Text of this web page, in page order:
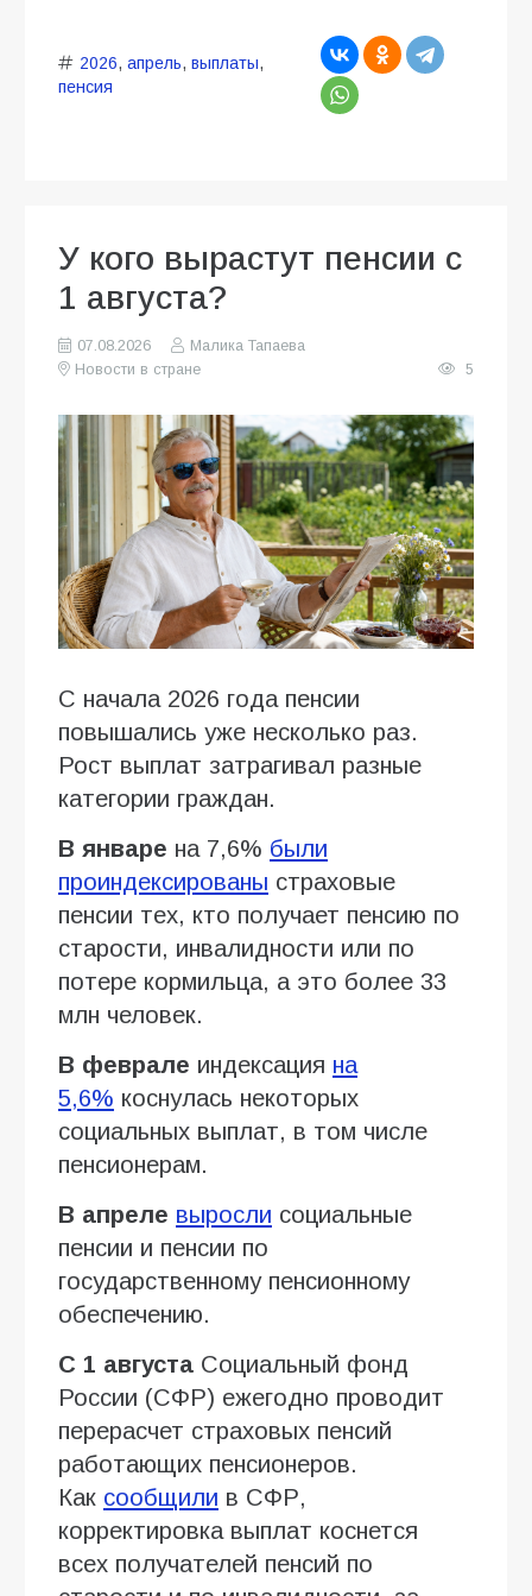
2026, апрель, выплаты,
пенсия
У кого вырастут пенсии с
1 августа?
07.08.2026
Малика Тапаева
Новости в стране
5
С начала 2026 года пенсии
повышались уже несколько раз.
Рост выплат затрагивал разные
категории граждан.
В январе на 7,6% были
проиндексированы страховые
пенсии тех, кто получает пенсию по
старости, инвалидности или по
потере кормильца, а это более 33
млн человек.
В феврале индексация на
5,6% коснулась некоторых
социальных выплат, в том числе
пенсионерам.
В апреле выросли социальные
пенсии и пенсии по
государственному пенсионному
обеспечению.
С 1 августа Социальный фонд
России (СФР) ежегодно проводит
перерасчет страховых пенсий
работающих пенсионеров.
Как сообщили в СФР,
корректировка выплат коснется
всех получателей пенсий по